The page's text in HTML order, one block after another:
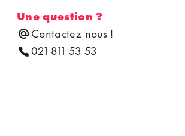
Une question ?
Contactez nous !
021 811 53 53